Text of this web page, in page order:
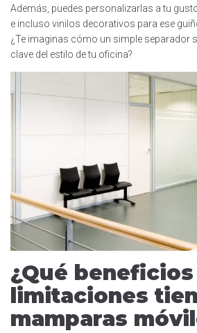
Además, puedes personalizarlas a tu
e incluso vinilos decorativos para ese
¿Te imaginas cómo un simple separador
clave del estilo de tu oficina?
¿Qué
limitaciones
mamparas